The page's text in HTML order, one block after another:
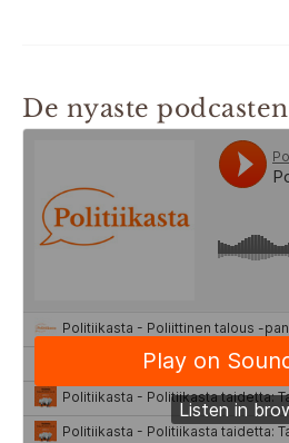
De nyaste podcasten